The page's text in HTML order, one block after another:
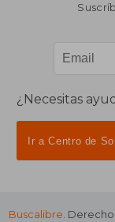
¿Necesitas
Ir a Centro de
Buscalibre.